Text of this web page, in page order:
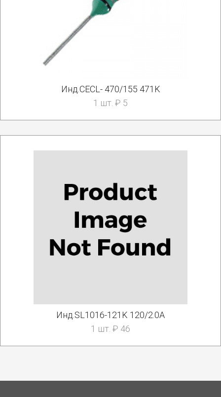
Инд.CECL- 470/155 471K
1 шт. ₽ 5
Инд.SL1016-121K 120/2.0A
1 шт. ₽ 46